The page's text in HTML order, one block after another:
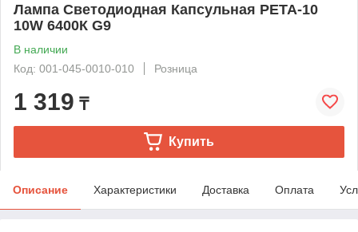
Лампа Светодиодная Капсульная PETA-10
10W 6400К G9
В наличии
Код: 001-045-0010-010
Розница
1 319 ₸
Купить
Описание Характеристики Доставка Оплата